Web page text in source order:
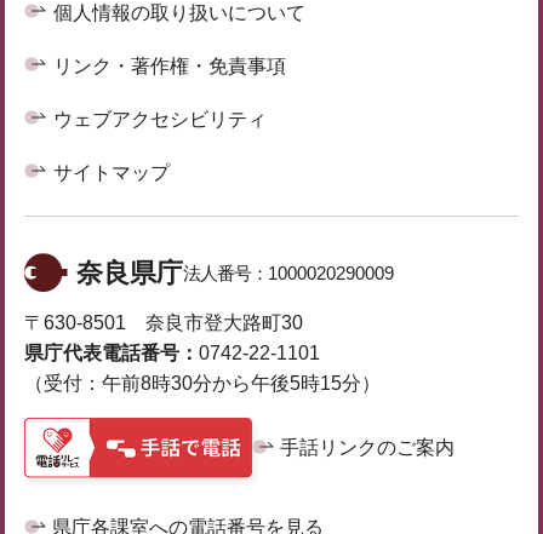
個人情報の取り扱いについて
リンク・著作権・免責事項
ウェブアクセシビリティ
サイトマップ
奈良県庁法人番号： 1000020290009
〒630-8501 奈良市登大路町30
県庁代表電話番号： 0742-22-1101
（受付：午前8時30分から午後5時15分）
手話リンクのご案内
県庁各課室への電話番号を見る